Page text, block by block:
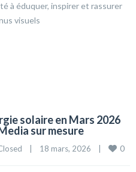
à éduquer, inspirer et rassurer
visuels
solaire en Mars 2026
sur mesure
18 mars, 2026 0